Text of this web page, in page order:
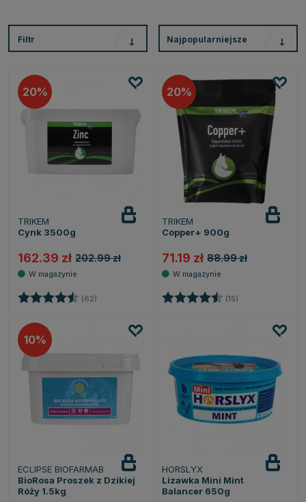
Filtr Najpopularniejsze
20
TRIKEM
Cynk 3500g
162.39 zł 202.99 zł
Ocena: (62) 4.7 na 5 gwiazdek
20
TRIKEM
Copper+ 900g
71.19 zł 88.99 zł
Ocena: (15)
10
ECLIPSE BIOFARMAB
BioRosa Proszek z Dzikiej
Róży 1.5kg
HORSLYX
Lizawka Mini Mint
Balancer 650g